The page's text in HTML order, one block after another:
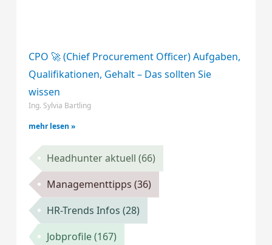
CPO 🚀 (Chief Procurement Officer) Aufgaben,
Qualifikationen, Gehalt – Das sollten Sie
wissen
Ing. Sylvia Bartling
mehr lesen »
Headhunter aktuell(66)
Managementtipps(36)
HR-Trends Infos(28)
Jobprofile(167)